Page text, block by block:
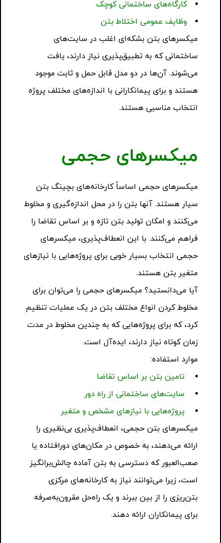
کارگاه‌های ساختمانی کوچک
وظایف عمومی اختلاط بتن
میکسرهای بتن بشکه‌ای اغلب در سایت‌های
ساختمانی که به تطبیق‌پذیری نیاز دارند، یافت
می‌شوند. آن‌ها در دو مدل قابل حمل و ثابت موجود
هستند و برای پیمانکارانی با اندازه‌های مختلف پروژه
انتخاب مناسبی هستند.
میکسرهای حجمی
میکسرهای حجمی اساساً کارخانه‌های بچینگ بتن
سیار هستند. آنها بتن را در محل اندازه‌گیری و مخلوط
می‌کنند و امکان تولید بتن تازه و بر اساس تقاضا را
فراهم می‌کنند. با این انعطاف‌پذیری، میکسرهای
حجمی انتخاب بسیار خوبی برای پروژه‌هایی با نیازهای
متغیر بتن هستند.
آیا می‌دانستید؟ میکسرهای حجمی را می‌توان برای
مخلوط کردن انواع مختلف بتن در یک عملیات تنظیم
کرد، که برای پروژه‌هایی که به چندین مخلوط در مدت
زمان کوتاه نیاز دارند، ایده‌آل است.
موارد استفاده:
تامین بتن بر اساس تقاضا
سایت‌های ساختمانی از راه دور
پروژه‌هایی با نیازهای مشخص و متغیر
میکسرهای بتن حجمی، انعطاف‌پذیری بی‌نظیری را
ارائه می‌دهند، به خصوص در مکان‌های دورافتاده یا
صعب‌العبور که دسترسی به بتن آماده چالش‌برانگیز
است، زیرا می‌توانند نیاز به کارخانه‌های مرکزی
بتن‌ریزی را از بین ببرند و یک راه‌حل مقرون‌به‌صرفه
برای پیمانکاران ارائه دهند.